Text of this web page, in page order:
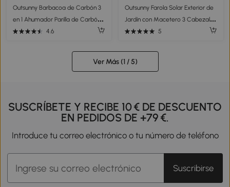
Outsunny Barbacoa de Carbón 3
en 1 Ahumador Parilla de Carbón
Barbacoa de BBQ 124x53x104 cm
Estantes de Madera Picnic
4.6
Outsunny Farola Solar Exterior de
Jardín con Macetero 3 Cabezales
Impermeable
y Altura Ajustable
5
Ver Más (1 / 5)
SUSCRÍBETE Y RECIBE 10 € DE DESCUENTO
EN PEDIDOS DE +79 €.
Introduce tu correo electrónico o tu número de teléfono
Suscribirse